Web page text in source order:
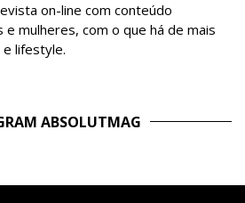
on-line com conteúdo
e mulheres, com o que há de mais
lifestyle.
ABSOLUTMAG